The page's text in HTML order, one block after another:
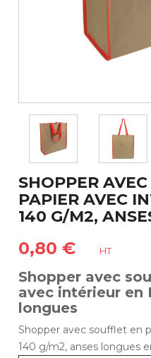
SHOPPER
PAPIER AVEC
140 G/M2,
0,80 € HT
Shopper avec
avec intérieur en
longues
Shopper avec soufflet en
140 g/m2, anses longues